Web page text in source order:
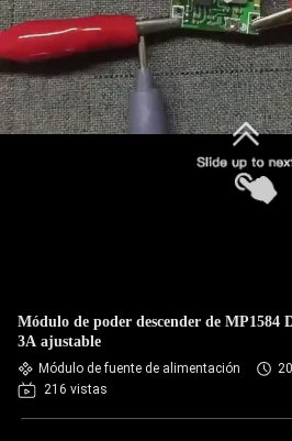
Módulo de poder descender de MP1584
3A ajustable
Módulo de fuente de alimentación
216 vistas